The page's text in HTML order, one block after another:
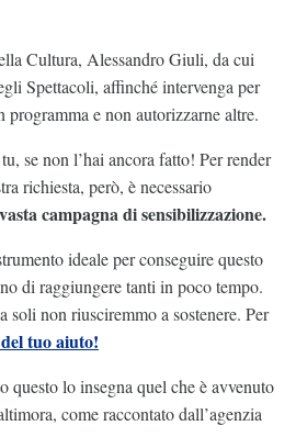
Cultura, Alessandro Giuli, da cui
Spettacoli, affinché intervenga per
programma e non autorizzarne altre.
se non l’hai ancora fatto! Per render
richiesta, però, è necessario
vasta campagna di sensibilizzazione.
ideale per conseguire questo
di raggiungere tanti in poco tempo.
soli non riusciremmo a sostenere. Per
tuo aiuto!
questo lo insegna quel che è avvenuto
come raccontato dall’agenzia